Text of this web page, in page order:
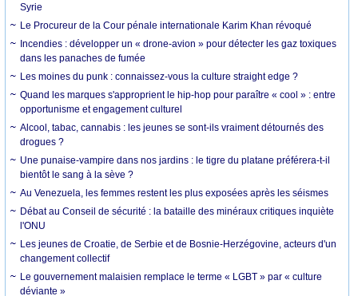
Syrie
Le Procureur de la Cour pénale internationale Karim Khan révoqué
Incendies : développer un « drone-avion » pour détecter les gaz toxiques
dans les panaches de fumée
Les moines du punk : connaissez-vous la culture straight edge ?
Quand les marques s'approprient le hip-hop pour paraître « cool » : entre
opportunisme et engagement culturel
Alcool, tabac, cannabis : les jeunes se sont-ils vraiment détournés des
drogues ?
Une punaise-vampire dans nos jardins : le tigre du platane préférera-t-il
bientôt le sang à la sève ?
Au Venezuela, les femmes restent les plus exposées après les séismes
Débat au Conseil de sécurité : la bataille des minéraux critiques inquiète
l'ONU
Les jeunes de Croatie, de Serbie et de Bosnie-Herzégovine, acteurs d'un
changement collectif
Le gouvernement malaisien remplace le terme « LGBT » par « culture
déviante »